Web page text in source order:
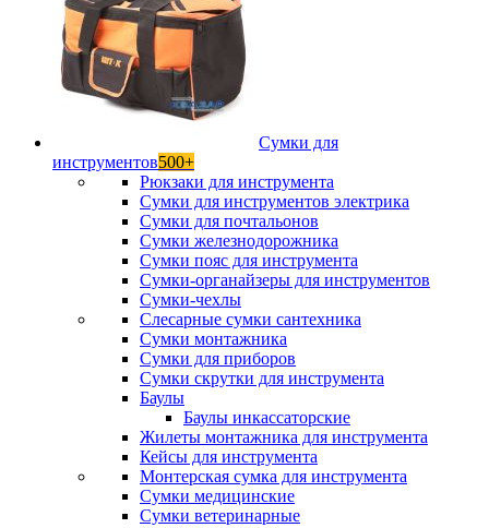
Сумки для
инструментов500+
Рюкзаки для инструмента
Сумки для инструментов электрика
Сумки для почтальонов
Сумки железнодорожника
Сумки пояс для инструмента
Сумки-органайзеры для инструментов
Сумки-чехлы
Слесарные сумки сантехника
Сумки монтажника
Сумки для приборов
Сумки скрутки для инструмента
Баулы
Баулы инкассаторские
Жилеты монтажника для инструмента
Кейсы для инструмента
Монтерская сумка для инструмента
Сумки медицинские
Сумки ветеринарные